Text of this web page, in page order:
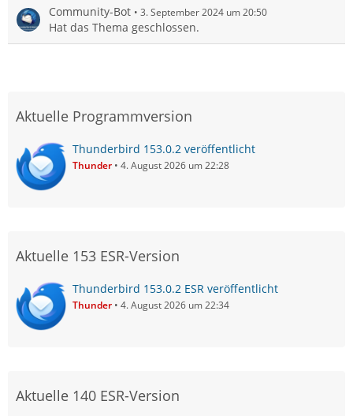
Community-Bot 3. September 2024 um 20:50
Hat das Thema geschlossen.
Aktuelle Programmversion
Thunderbird 153.0.2 veröffentlicht
Thunder 4. August 2026 um 22:28
Aktuelle 153 ESR-Version
Thunderbird 153.0.2 ESR veröffentlicht
Thunder 4. August 2026 um 22:34
Aktuelle 140 ESR-Version